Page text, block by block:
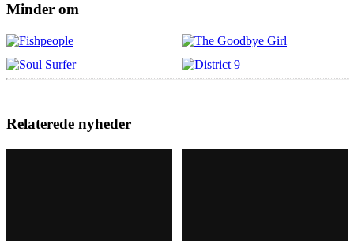
Minder om
Relaterede nyheder